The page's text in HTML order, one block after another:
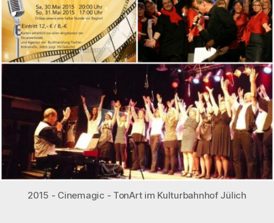
2015 - Cinemagic - TonArt im Kulturbahnhof Jülich